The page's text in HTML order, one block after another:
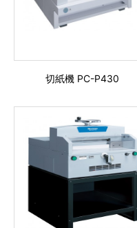
切紙機 PC-P430